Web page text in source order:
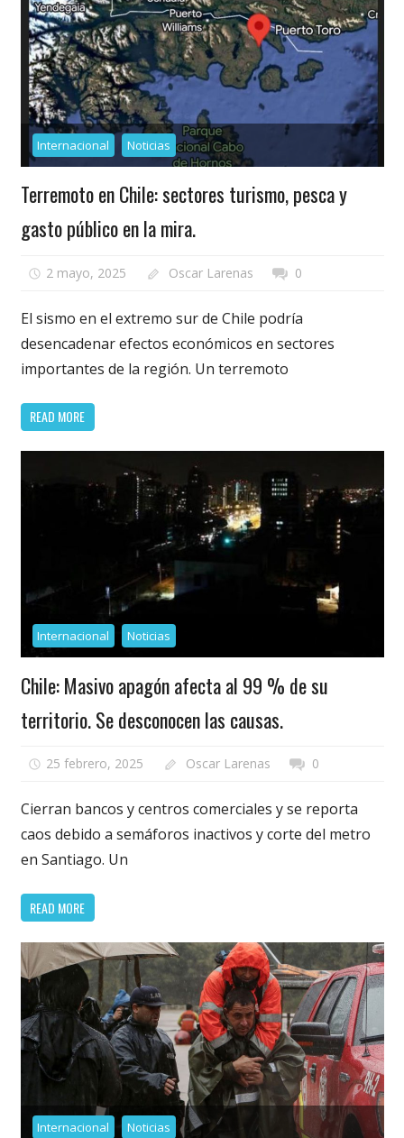
Internacional Noticias
Terremoto en Chile: sectores turismo, pesca y
gasto público en la mira.
2 mayo, 2025 Oscar Larenas 0
El sismo en el extremo sur de Chile podría
desencadenar efectos económicos en sectores
importantes de la región. Un terremoto
READ MORE
Internacional Noticias
Chile: Masivo apagón afecta al 99 % de su
territorio. Se desconocen las causas.
25 febrero, 2025 Oscar Larenas 0
Cierran bancos y centros comerciales y se reporta
caos debido a semáforos inactivos y corte del metro
en Santiago. Un
READ MORE
Internacional Noticias